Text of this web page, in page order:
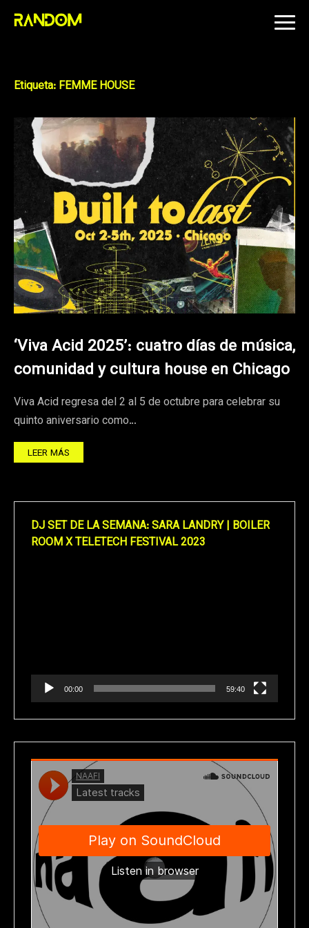
Skip
Etiqueta: FEMME HOUSE
‘Viva Acid 2025’: cuatro días de música,
comunidad y cultura house en Chicago
Viva Acid regresa del 2 al 5 de octubre para celebrar su
quinto aniversario como…
LEER MÁS
DJ SET DE LA SEMANA: SARA LANDRY | BOILER
ROOM X TELETECH FESTIVAL 2023
00:00 59:40